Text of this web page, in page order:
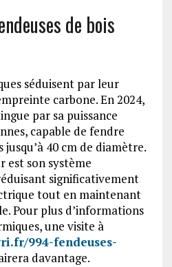
de bois
séduisent par leur
carbone. En 2024,
par sa puissance
capable de fendre
40 cm de diamètre.
est son système
significativement
tout en maintenant
Pour plus d’informations
une visite à
994-fendeuses-
davantage.